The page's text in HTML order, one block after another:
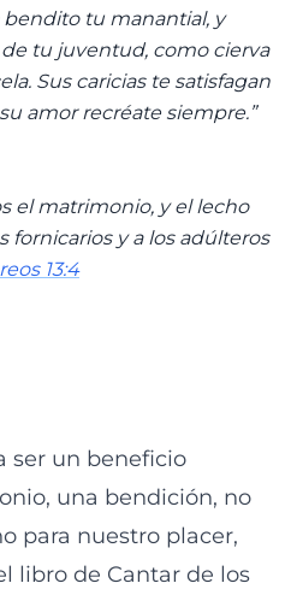
bendito tu manantial, y
tu juventud, como cierva
Sus caricias te satisfagan
amor recréate siempre.”
el matrimonio, y el lecho
fornicarios y a los adúlteros
13:4
ser un beneficio
una bendición, no
para nuestro placer,
libro de Cantar de los